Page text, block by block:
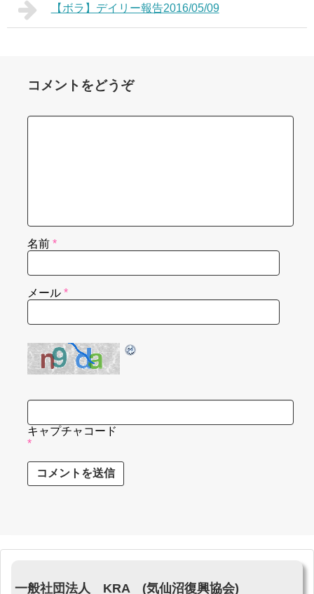
【ボラ】デイリー報告2016/05/09
コメントをどうぞ
名前 *
メール *
キャプチャコード
*
一般社団法人 KRA (気仙沼復興協会)